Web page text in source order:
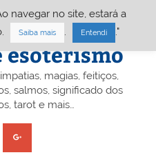
– Portal
esoterismo
magias, feitiços,
salmos, significado dos
tarot e mais…
navegar no site, estará a
Saiba mais Entendi ."